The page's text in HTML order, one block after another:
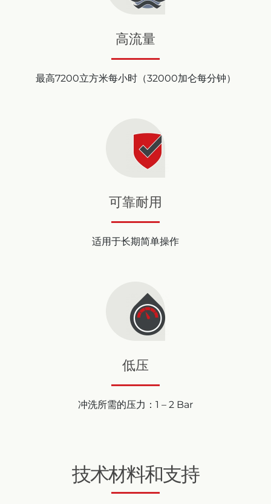
高流量
最高7200立方米每小时（32000加仑每分钟）
可靠耐用
适用于长期简单操作
低压
冲洗所需的压力：1 – 2 Bar
技术材料和支持